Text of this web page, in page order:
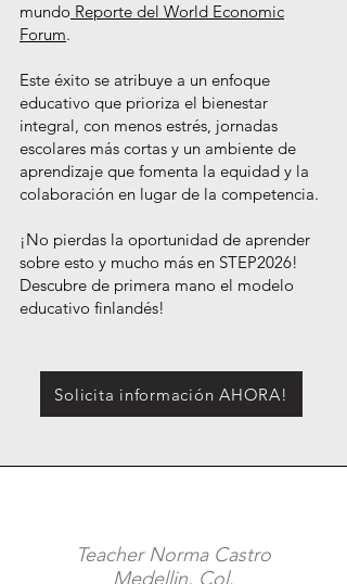
mundo Reporte del World Economic
Forum.
Este éxito se atribuye a un enfoque
educativo que prioriza el bienestar
integral, con menos estrés, jornadas
escolares más cortas y un ambiente de
aprendizaje que fomenta la equidad y la
colaboración en lugar de la competencia.
¡No pierdas la oportunidad de aprender
sobre esto y mucho más en STEP2026!
Descubre de primera mano el modelo
educativo finlandés!
Solicita información AHORA!
Teacher Norma Castro
Medellin, Col.